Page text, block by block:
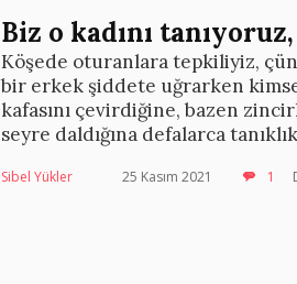
Biz o kadını tanıyoruz,
Köşede oturanlara tepkiliyiz,
bir erkek şiddete uğrarken
kafasını çevirdiğine, bazen
seyre daldığına defalarca
Sibel Yükler 25 Kasım 2021 1